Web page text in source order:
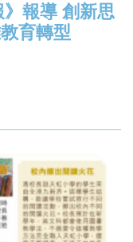
》報導 創新思
育轉型